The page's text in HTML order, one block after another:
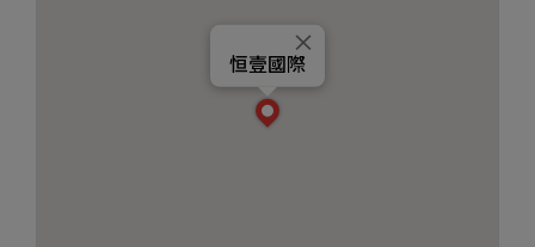
×
恒壹國際